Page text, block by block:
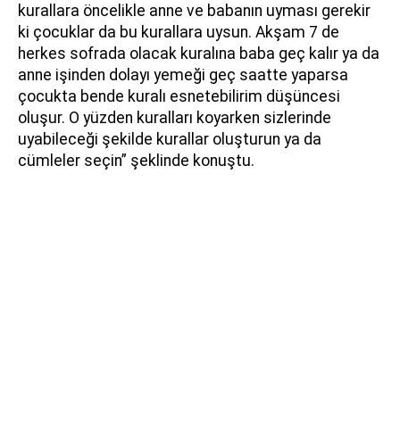
kurallara öncelikle anne ve babanın uyması gerekir
ki çocuklar da bu kurallara uysun. Akşam 7 de
herkes sofrada olacak kuralına baba geç kalır ya da
anne işinden dolayı yemeği geç saatte yaparsa
çocukta bende kuralı esnetebilirim düşüncesi
oluşur. O yüzden kuralları koyarken sizlerinde
uyabileceği şekilde kurallar oluşturun ya da
cümleler seçin” şeklinde konuştu.